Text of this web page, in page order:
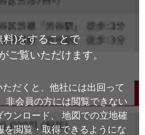
)をすることで
ご覧いただけます。
だくと、他社には出回って
非会員の方には閲覧できない
ンロード、
地図での立地確
閲覧・取得できるようにな